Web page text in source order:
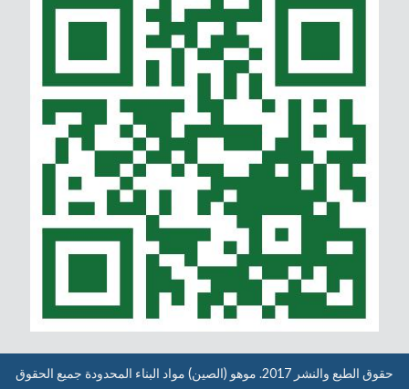
حقوق الطبع والنشر 2017. موهو (الصين) مواد البناء المحدودة جميع الحقوق